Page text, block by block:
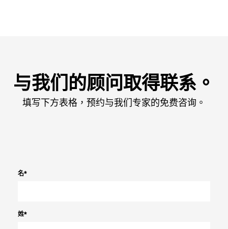
与我们的顾问取得联系。
填写下方表格，预约与我们专家的免费咨询。
名*
姓*